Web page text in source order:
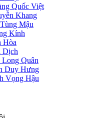
Quốc Việt
Khang
Mậu
Kính
Hòa
Dịch
Long Quân
Duy Hưng
Vọng Hậu